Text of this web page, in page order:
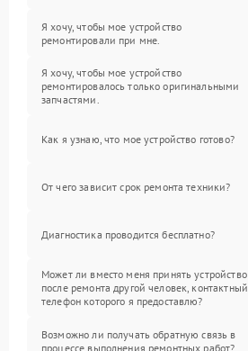
Я хочу, чтобы мое устройство
ремонтировали при мне.
Я хочу, чтобы мое устройство
ремонтировалось только оригинальными
запчастями.
Как я узнаю, что мое устройство готово?
От чего зависит срок ремонта техники?
Диагностика проводится бесплатно?
Может ли вместо меня принять устройство
после ремонта другой человек, контактный
телефон которого я предоставлю?
Возможно ли получать обратную связь в
процессе выполнения ремонтных работ?